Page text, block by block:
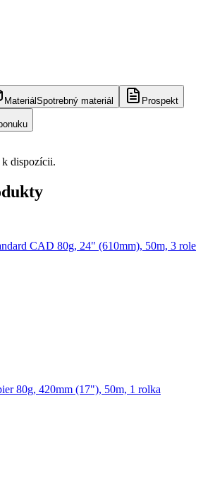
Materiál Spotrebný materiál Prospekt
dispozícii.
CAD 80g, 24" (610mm), 50m, 3 role
80g, 420mm (17"), 50m, 1 rolka